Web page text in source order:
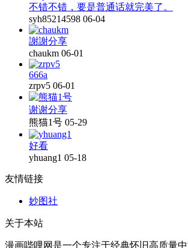
不错不错，要是普通话就完美了。
syh85214598 06-04
謝謝分享
chaukm 06-01
666a
zrpv5 06-01
谢谢分享
熊猫1号 05-29
好看
yhuang1 05-18
友情链接
妙图社
关于本站
漫画哔哩网是一个专注于经典怀旧高质量